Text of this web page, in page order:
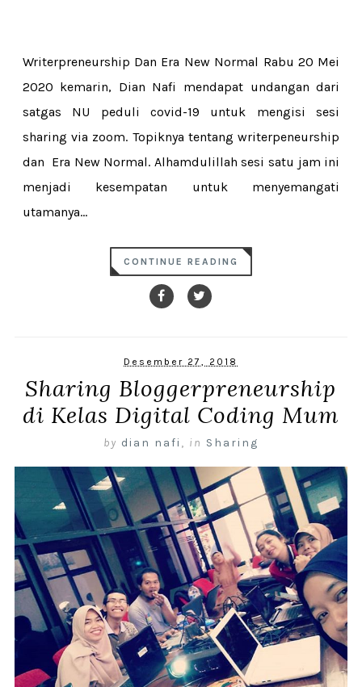
Writerpreneurship Dan Era New Normal Rabu 20 Mei
2020 kemarin, Dian Nafi mendapat undangan dari
satgas NU peduli covid-19 untuk mengisi sesi
sharing via zoom. Topiknya tentang writerpeneurship
dan Era New Normal. Alhamdulillah sesi satu jam ini
menjadi kesempatan untuk menyemangati
utamanya...
CONTINUE READING
Desember 27, 2018
Sharing Bloggerpreneurship
di Kelas Digital Coding Mum
by dian nafi , in Sharing